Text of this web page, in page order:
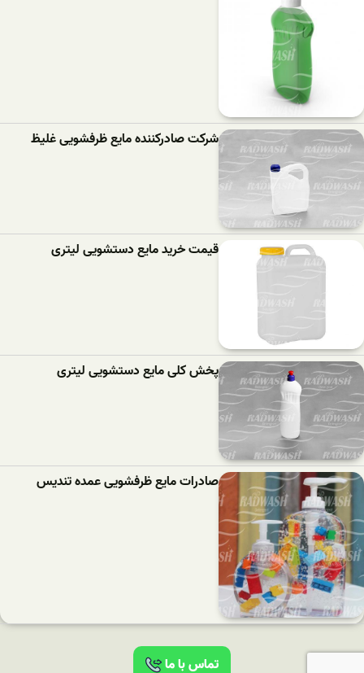
شرکت صادرکننده مایع ظرفشویی غلیظ
قیمت خرید مایع دستشویی لیتری
پخش کلی مایع دستشویی لیتری
صادرات مایع ظرفشویی عمده تندیس
تماس با ما